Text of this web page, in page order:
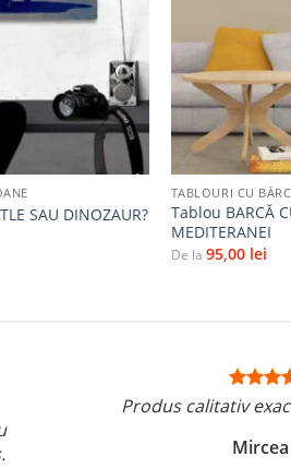
SAU DINOZAUR?
+
TABLOURI CU
Tablou BARCĂ
MEDITERANEI
De la 95,00 lei
Produs calitativ